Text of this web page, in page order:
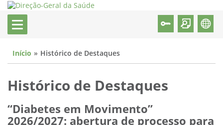
Início Histórico de Destaques
Histórico de Destaques
“Diabetes em Movimento”
2026/2027: abertura de processo para